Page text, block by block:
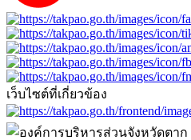
เว็บไซต์ที่เกี่ยวข้อง